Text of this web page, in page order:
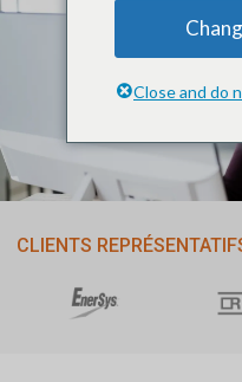
CLIENTS
Close and do